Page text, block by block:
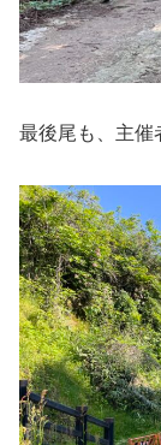
最後尾も、主催